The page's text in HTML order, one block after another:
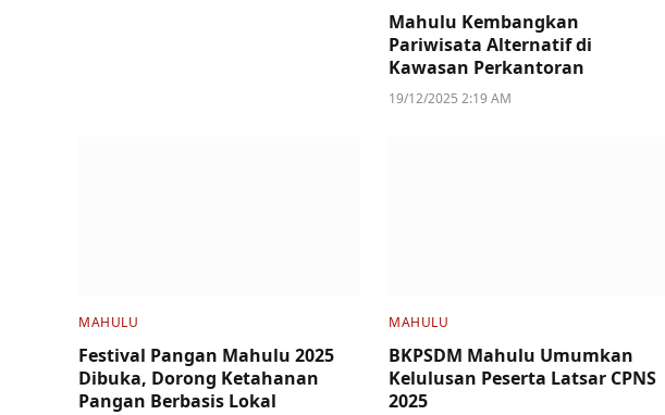
Mahulu Kembangkan
Pariwisata Alternatif di
Kawasan Perkantoran
19/12/2025 2:19 AM
MAHULU
Festival Pangan Mahulu 2025
Dibuka, Dorong Ketahanan
Pangan Berbasis Lokal
MAHULU
BKPSDM Mahulu Umumkan
Kelulusan Peserta Latsar CPNS
2025